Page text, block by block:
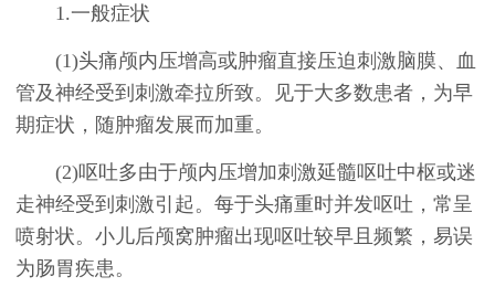
1.一般症状
(1)头痛颅内压增高或肿瘤直接压迫刺激脑膜、血
管及神经受到刺激牵拉所致。见于大多数患者，为早
期症状，随肿瘤发展而加重。
(2)呕吐多由于颅内压增加刺激延髓呕吐中枢或迷
走神经受到刺激引起。每于头痛重时并发呕吐，常呈
喷射状。小儿后颅窝肿瘤出现呕吐较早且频繁，易误
为肠胃疾患。